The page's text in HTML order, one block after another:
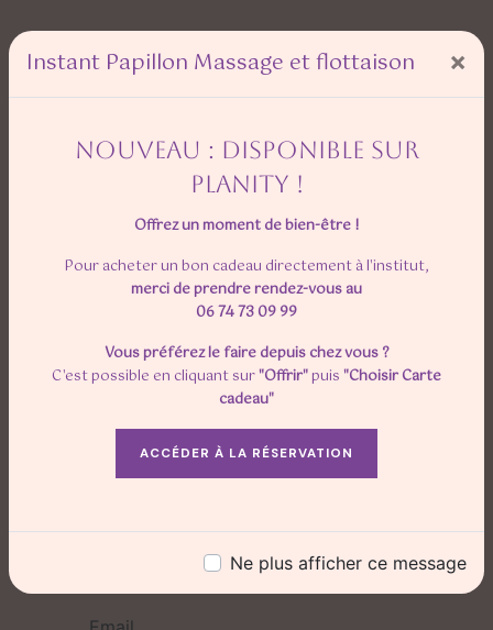
Instant Papillon Massage et flottaison ×
NOUVEAU : DISPONIBLE SUR
PLANITY !
Offrez un moment de bien-être !
Pour acheter un bon cadeau directement à l'institut,
merci de prendre rendez-vous au
06 74 73 09 99
Vous préférez le faire depuis chez vous ?
C'est possible en cliquant sur"Offrir"puis"Choisir Carte
cadeau"
ACCÉDER À LA RÉSERVATION
Ne plus afficher ce message
EN SAVOIR PLUS
CONTACTEZ-NOUS
N'hésitez pas à nous
contacter